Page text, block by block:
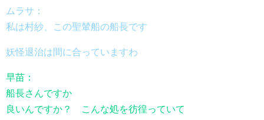
ムラサ：
私は村紗、この聖輦船の船長です
妖怪退治は間に合っていますわ
早苗：
船長さんですか
良いんですか？ こんな処を彷徨っていて